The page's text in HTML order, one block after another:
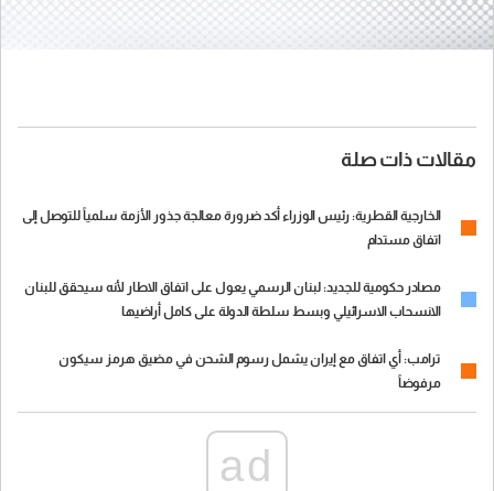
مقالات ذات صلة
الخارجية القطرية: رئيس الوزراء أكد ضرورة معالجة جذور الأزمة سلمياً للتوصل إلى
اتفاق مستدام
مصادر حكومية للجديد: لبنان الرسمي يعول على اتفاق الاطار لأنه سيحقق للبنان
الانسحاب الاسرائيلي وبسط سلطة الدولة على كامل أراضيها
ترامب: أي اتفاق مع إيران يشمل رسوم الشحن في مضيق هرمز سيكون
مرفوضاً
ad